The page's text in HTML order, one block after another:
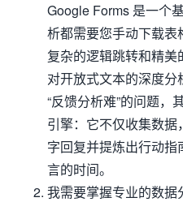
Google Forms 是一个
析都需要您手动下载表
复杂的逻辑跳转和精
对开放式文本的深度
“反馈分析难”的问题，
引擎：它不仅收集数
字回复并提炼出行动
言的时间。
我需要掌握专业的数